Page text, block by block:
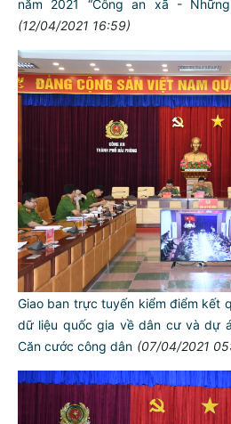
năm 2021 “Công an xã -
(12/04/2021 16:59)
Giao ban trực tuyến kiểm điểm kết
dữ liệu quốc gia về dân cư và dự
Căn cước công dân (07/04/2021